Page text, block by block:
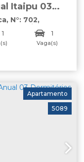
Itaipu 03
, N°: 702,
1 1
Vaga(s)
5089
Apartamento